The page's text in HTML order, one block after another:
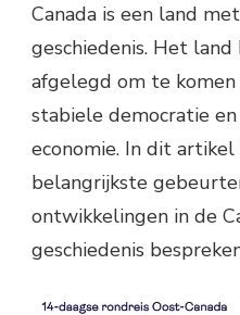
Canada is een land
geschiedenis. Het
afgelegd om te
stabiele democratie
economie. In dit
belangrijkste
ontwikkelingen in de
geschiedenis